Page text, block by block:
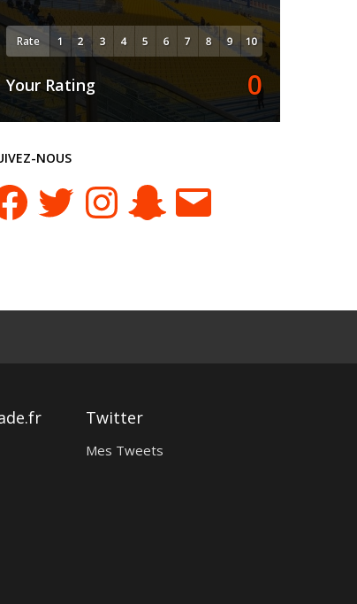
Rate
Your Rating 0
NOUS
Twitter InstagramSnapchatE-
mail
Twitter
Mes Tweets